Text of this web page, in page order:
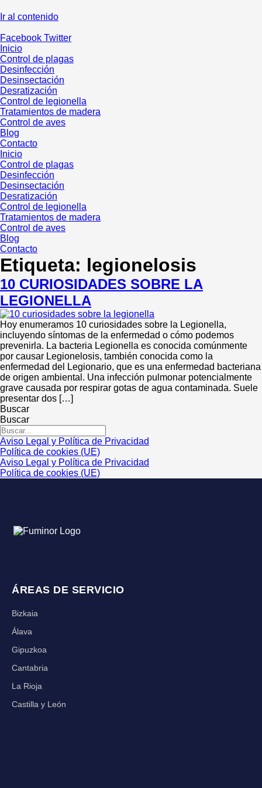
Ir al contenido
Facebook Twitter
Inicio
Control de plagas
Desinfección
Desinsectación
Desratización
Control de legionella
Tratamientos de madera
Control de aves
Blog
Contacto
Inicio
Control de plagas
Desinfección
Desinsectación
Desratización
Control de legionella
Tratamientos de madera
Control de aves
Blog
Contacto
Etiqueta: legionelosis
10 CURIOSIDADES SOBRE LA
LEGIONELLA
Hoy enumeramos 10 curiosidades sobre la Legionella,
incluyendo síntomas de la enfermedad o cómo podemos
prevenirla. La bacteria Legionella es conocida comúnmente
por causar Legionelosis, también conocida como la
enfermedad del Legionario, que es una enfermedad bacteriana
de origen ambiental. Una infección pulmonar potencialmente
grave causada por respirar gotas de agua contaminada. Suele
presentar dos […]
Buscar
Buscar
Aviso Legal y Política de Privacidad
Política de cookies (UE)
Aviso Legal y Política de Privacidad
Política de cookies (UE)
ÁREAS DE SERVICIO
Bizkaia
Álava
Gipuzkoa
Cantabria
La Rioja
Castilla y León